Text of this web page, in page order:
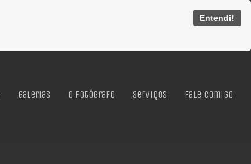
Entendi!
Galerias O Fotógrafo Serviços Fale Comigo